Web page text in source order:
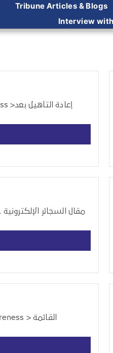
Tribune Articles & Blogs
Interview